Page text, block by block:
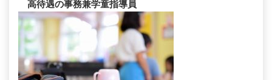
高待遇の事務兼学童指導員